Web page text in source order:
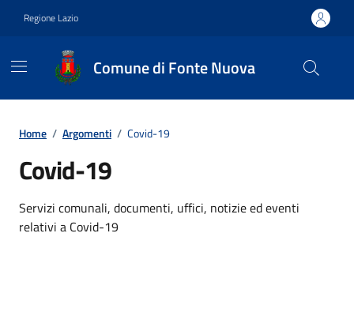
Regione Lazio
Comune di Fonte Nuova
Home / Argomenti / Covid-19
Covid-19
Dettagli dell'argomento
Servizi comunali, documenti, uffici, notizie ed eventi
relativi a Covid-19